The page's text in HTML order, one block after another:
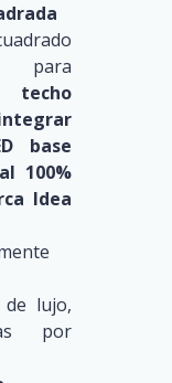
para
techo
base
100%
Idea
de lujo,
por